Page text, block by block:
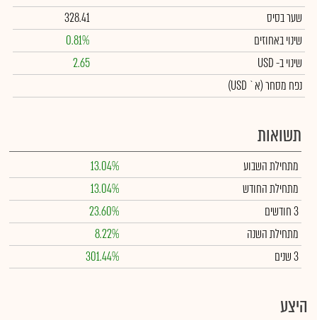
שער בסיס
328.41
שינוי באחוזים
0.81%
שינויב- USD
2.65
נפח מסחר(א` USD)
תשואות
מתחילת השבוע
13.04%
מתחילת החודש
13.04%
3 חודשים
23.60%
מתחילת השנה
8.22%
3 שנים
301.44%
היצע